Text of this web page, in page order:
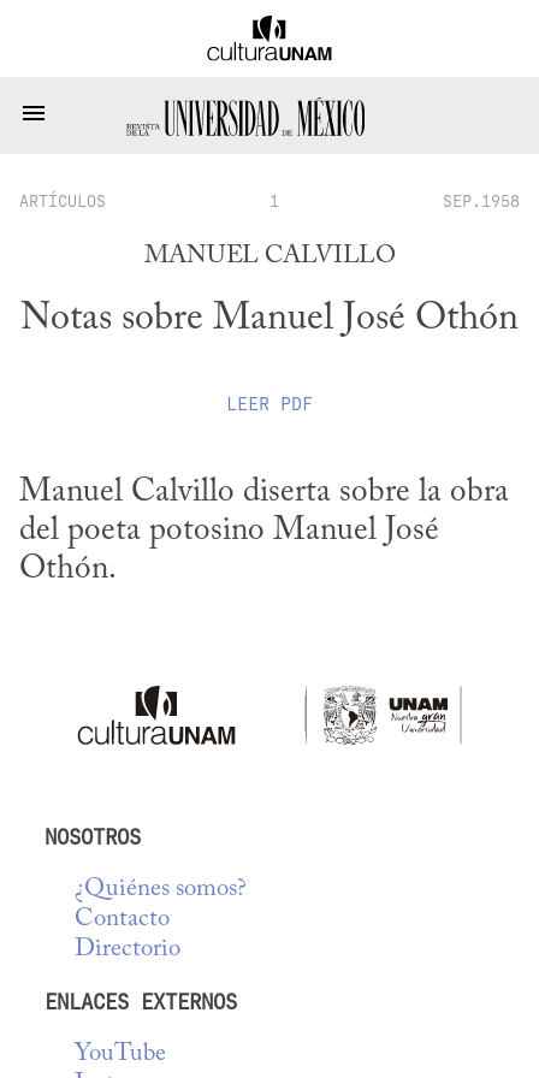
ARTÍCULOS 1 SEP.1958
MANUEL CALVILLO
Notas sobre Manuel José Othón
LEER PDF
Manuel Calvillo diserta sobre la obra
del poeta potosino Manuel José
Othón.
NOSOTROS
¿Quiénes somos?
Contacto
Directorio
ENLACES EXTERNOS
YouTube